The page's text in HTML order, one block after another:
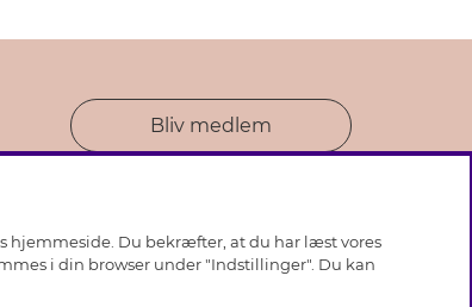
Bliv medlem
hjemmeside. Du bekræfter, at du har læst vores
i din browser under "Indstillinger". Du kan